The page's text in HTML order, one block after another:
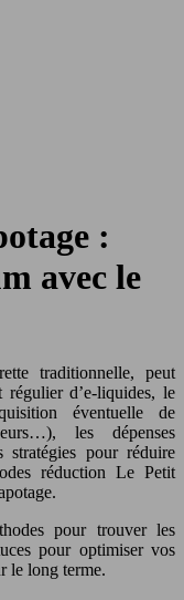
:
avec le
traditionnelle, peut
régulier d’e-liquides, le
éventuelle de
les dépenses
stratégies pour réduire
réduction Le Petit
pour trouver les
pour optimiser vos
le long terme.